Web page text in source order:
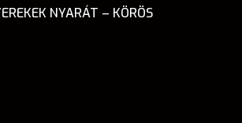
NYARÁT – KÖRÖS